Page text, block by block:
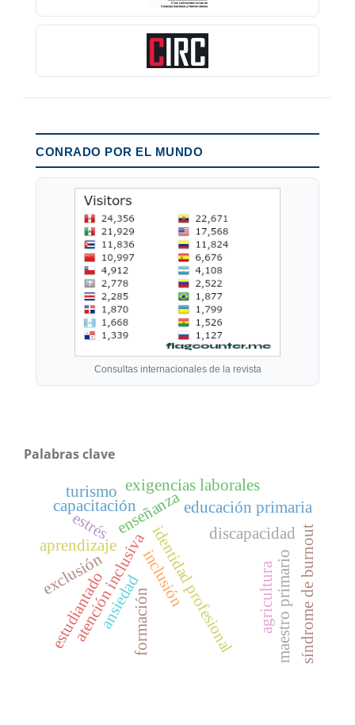
CONRADO POR EL MUNDO
Consultas internacionales de la revista
Palabras clave
formación
atención inclusivaidentidad profesional
enseñanza
aprendizaje
inclusión
exclusión
discapacidad
capacitación
estrés
ansiedad
exigencias laborales
síndrome de burnout
maestro primario
agricultura
turismo
educación primaria
estudiantado